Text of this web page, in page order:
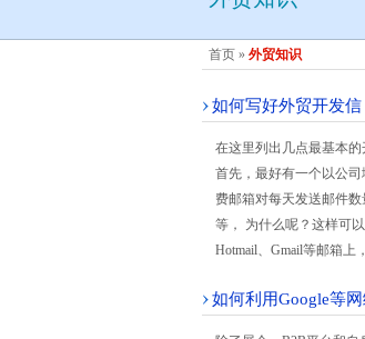
首页 » 外贸知识
如何写好外贸开发信
在这里列出几点最基本的
首先，最好有一个以公
费邮箱对每天发送邮件
等， 为什么呢？这样可
Hotmail、Gmail等邮箱上
如何利用Google等